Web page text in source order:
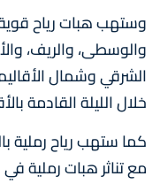
وستهب هبات رياح
والوسطى، والريف،
الشرقي وشمال
خلال الليلة القادمة
كما ستهب رياح رملية
مع تناثر هبات